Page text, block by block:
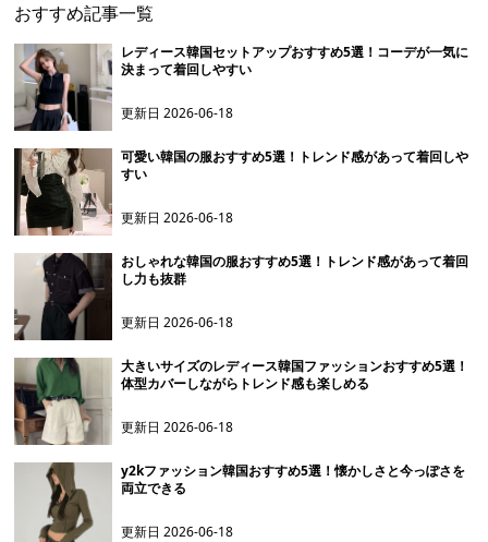
おすすめ記事一覧
レディース韓国セットアップおすすめ5選！コーデが一気に
決まって着回しやすい
更新日2026-06-18
可愛い韓国の服おすすめ5選！トレンド感があって着回しや
すい
更新日2026-06-18
おしゃれな韓国の服おすすめ5選！トレンド感があって着回
し力も抜群
更新日2026-06-18
大きいサイズのレディース韓国ファッションおすすめ5選！
体型カバーしながらトレンド感も楽しめる
更新日2026-06-18
y2kファッション韓国おすすめ5選！懐かしさと今っぽさを
両立できる
更新日2026-06-18